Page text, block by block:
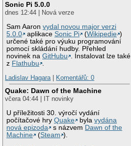
Sonic Pi 5.0.0
dnes 12:44 | Nová verze
Sam Aaronvydal novou major verzi
5.0.0
aplikaceSonic Pi (Wikipedie )
určené také pro výuku programování
pomocí skládání hudby. Přehled
novinek naGitHubu
. Instalovat lze také
z Flathubu
Ladislav Hagara| Komentářů: 0
Quake: Dawn of the Machine
včera 04:44 | IT novinky
U příležitosti 30. výročí vydání
počítačové hryQuake bylavydána
nová epizoda
s názvem Dawn of the
Machine
(Steam ).